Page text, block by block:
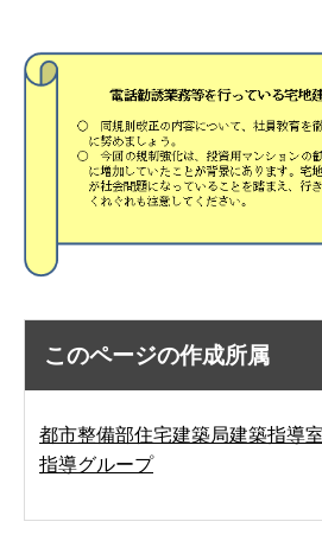
このページの作成所属
都市整備部住宅建築局建築指導
指導グループ